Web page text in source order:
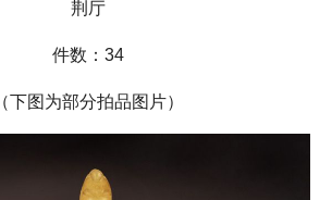
荆厅
件数：34
（下图为部分拍品图片）